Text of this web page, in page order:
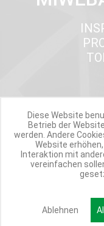
Werde Teil
Verpasse nie wieder
Diese Website
Betrieb der
werden. Andere
Website
Interaktion mit
vereinfachen
Ablehnen